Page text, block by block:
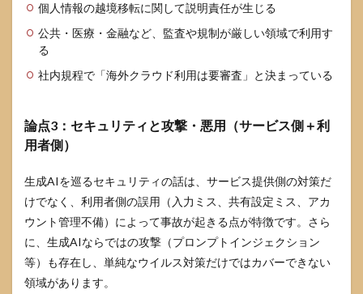
学
体・
高リ
スク
領域
え方
6
DeepSeek
の危険性
よくある
質問
個人情報の越境移転に関して説明責任が生じる
公共・医療・金融など、監査や規制が厳しい領域で利用す
る
社内規程で「海外クラウド利用は要審査」と決まっている
論点3：セキュリティと攻撃・悪用（サービス側＋利
用者側）
生成AIを巡るセキュリティの話は、サービス提供側の対策だ
けでなく、利用者側の誤用（入力ミス、共有設定ミス、アカ
ウント管理不備）によって事故が起きる点が特徴です。さら
に、生成AIならではの攻撃（プロンプトインジェクション
等）も存在し、単純なウイルス対策だけではカバーできない
領域があります。